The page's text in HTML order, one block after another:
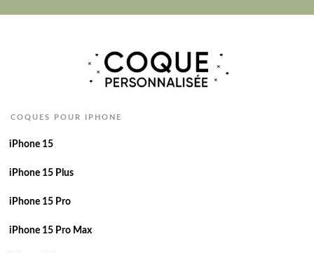
COQUES POUR IPHONE
iPhone 15
iPhone 15 Plus
iPhone 15 Pro
iPhone 15 Pro Max